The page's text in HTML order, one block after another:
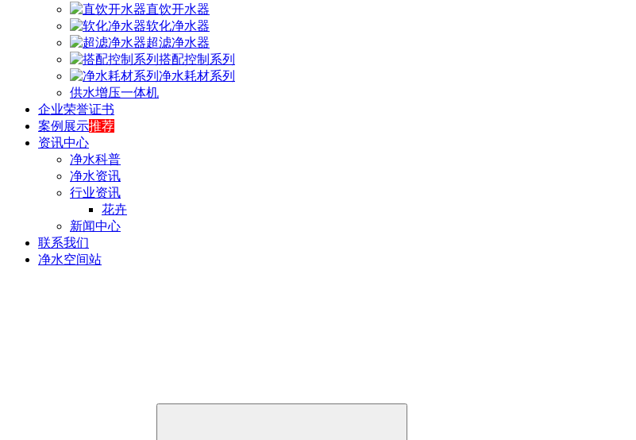
直饮开水器
软化净水器
超滤净水器
搭配控制系列
净水耗材系列
供水增压一体机
企业荣誉证书
案例展示推荐
资讯中心
净水科普
净水资讯
行业资讯
花卉
新闻中心
联系我们
净水空间站